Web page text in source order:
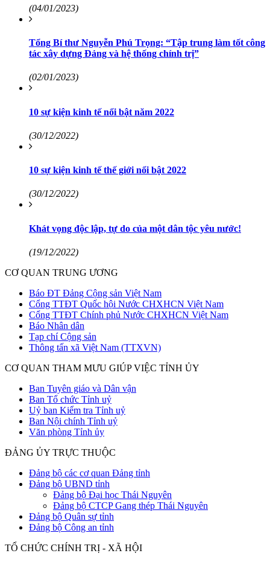
(04/01/2023)
Tổng Bí thư Nguyễn Phú Trọng: “Tập trung làm tốt công
tác xây dựng Đảng và hệ thống chính trị”
(02/01/2023)
10 sự kiện kinh tế nổi bật năm 2022
(30/12/2022)
10 sự kiện kinh tế thế giới nổi bật 2022
(30/12/2022)
Khát vọng độc lập, tự do của một dân tộc yêu nước!
(19/12/2022)
CƠ QUAN TRUNG ƯƠNG
Báo ĐT Đảng Cộng sản Việt Nam
Cổng TTĐT Quốc hội Nước CHXHCN Việt Nam
Cổng TTĐT Chính phủ Nước CHXHCN Việt Nam
Báo Nhân dân
Tạp chí Cộng sản
Thông tấn xã Việt Nam (TTXVN)
CƠ QUAN THAM MƯU GIÚP VIỆC TỈNH ỦY
Ban Tuyên giáo và Dân vận
Ban Tổ chức Tỉnh uỷ
Uỷ ban Kiểm tra Tỉnh uỷ
Ban Nội chính Tỉnh uỷ
Văn phòng Tỉnh ủy
ĐẢNG ỦY TRỰC THUỘC
Đảng bộ các cơ quan Đảng tỉnh
Đảng bộ UBND tỉnh
Đảng bộ Đại học Thái Nguyên
Đảng bộ CTCP Gang thép Thái Nguyên
Đảng bộ Quân sự tỉnh
Đảng bộ Công an tỉnh
TỔ CHỨC CHÍNH TRỊ - XÃ HỘI